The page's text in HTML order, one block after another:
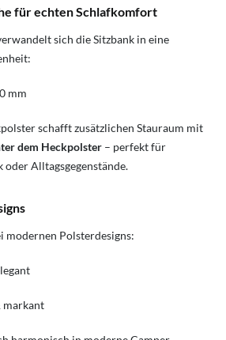
für echten Schlafkomfort
sich die Sitzbank in eine
mm
schafft zusätzlichen Stauraum mit
dem Heckpolster – perfekt für
oder Alltagsgegenstände.
modernen Polsterdesigns:
markant